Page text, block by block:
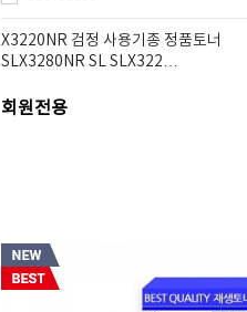
X3220NR 검정 사용기종 정품토너
SLX3280NR SL SLX322…
회원전용